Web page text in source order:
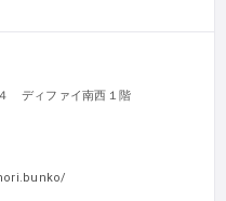
ディファイ南西１階